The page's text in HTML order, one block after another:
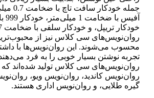
جمله
خودکار تریپل، و خودکار سلفی با ضخامت 0.7 میلی‌متر می‌باشند.
روان‌نویس‌های سی کلاس نیز از
محسوب می‌شوند. این روان‌نویس‌ها با
تجربه نوشتن بسیار خوبی را به فرد
روان‌نویس‌های سی کلاس تولید شده‌اند که
روان‌نویس کاندید، روان‌نویس ویو،
گیره طلایی، و روان‌نویس اداری هستند.